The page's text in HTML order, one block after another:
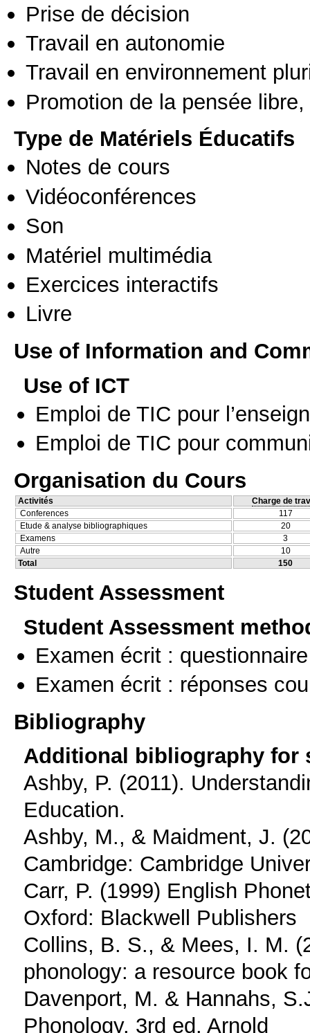
Prise de décision
Travail en autonomie
Travail en environnement
Promotion de la pensée
Type de Matériels Éducatifs
Notes de cours
Vidéoconférences
Son
Matériel multimédia
Exercices interactifs
Livre
Use of Information and
Use of ICT
Emploi de TIC pour
Emploi de TIC pour
Organisation du Cours
Activités
Charge de
Conferences
117
Etude & analyse bibliographiques
20
Examens
3
Autre
10
Total
150
Student Assessment
Student Assessment
Examen écrit :
Examen écrit : réponses
Bibliography
Additional bibliography for
Ashby, P. (2011).
Education.
Ashby, M., & Maidment, J.
Cambridge: Cambridge
Carr, P. (1999) English
Oxford: Blackwell Publishers
Collins, B. S., & Mees, I. M.
phonology: a resource book
Davenport, M. & Hannahs,
Phonology. 3rd ed. Arnold